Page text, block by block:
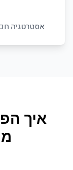
אסטרטגיה
איך